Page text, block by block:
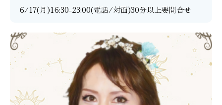
6/17(月)16:30-23:00(電話/対面)30分以上要問合せ